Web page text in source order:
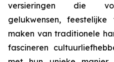
versieringen die
gelukwensen,
maken van traditionele
fascineren